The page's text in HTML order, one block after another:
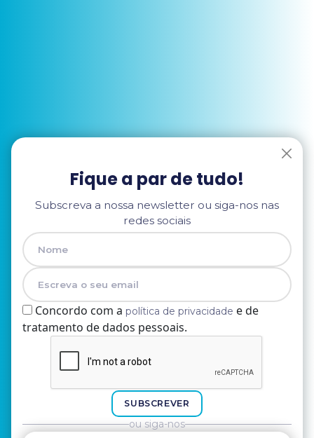
Fique a par de tudo!
Subscreva a nossa newsletter ou siga-nos nas
redes sociais
Nome
E-mail
Concordo com a política de privacidade e de
tratamento de dados pessoais.
SUBSCREVER
ou siga-nos